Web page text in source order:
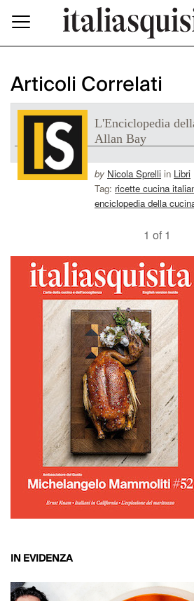
Articoli Correlati
L'Enciclopedia
Allan Bay
by Nicola Sprelli in Libri
Tag: ricette cucina
enciclopedia della
1 of 1
IN EVIDENZA